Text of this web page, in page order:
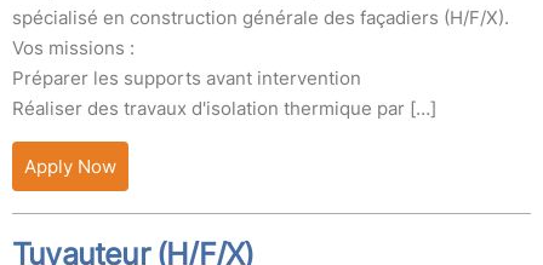
spécialisé en construction générale des façadiers (H/F/X).
Vos missions :
Préparer les supports avant intervention
Réaliser des travaux d'isolation thermique par […]
Apply Now
Tuyauteur (H/F/X)